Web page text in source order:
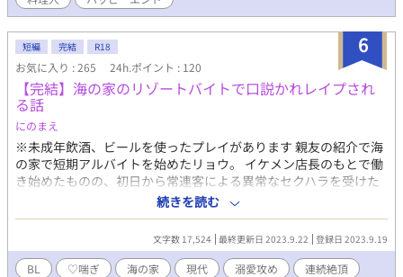
けでも楽しんでいただけますが、両方読んでいただけるとより楽
しめるかと思います。 しばらくは不定期になるかもしれませんが
完結保証します。 R18には※つけます。
6
短編 完結 R18
お気に入り : 265 24h.ポイント : 120
【完結】海の家のリゾートバイトで口説かれレイプされ
る話
にのまえ
※未成年飲酒、ビールを使ったプレイがあります 親友の紹介で海
の家で短期アルバイトを始めたリョウ。 イケメン店長のもとで働
き始めたものの、初日から常連客による異常なセクハラを受けた
上、それを咎めるどころか店長にもドスケベな従業員教育を受
け……。
続きを読む
文字数 17,524 最終更新日 2023.9.22 登録日 2023.9.19
BL ♡喘ぎ 海の家 現代 溺愛攻め
連続絶頂